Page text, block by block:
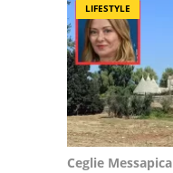
LIFESTYLE
Ceglie Messapica